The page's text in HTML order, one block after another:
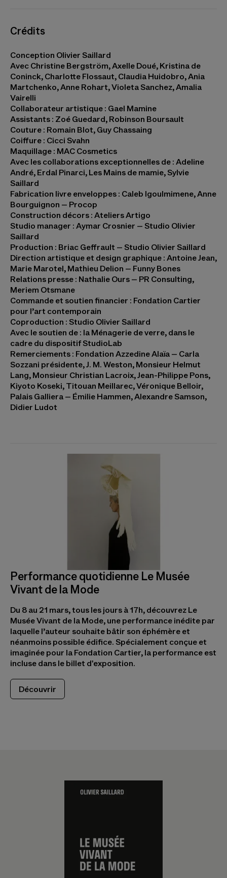
Crédits
Conception Olivier Saillard
Avec Christine Bergström, Axelle Doué, Kristina de
Coninck, Charlotte Flossaut, Claudia Huidobro, Ania
Martchenko, Anne Rohart, Violeta Sanchez, Amalia
Vairelli
Collaborateur artistique : Gael Mamine
Assistants : Zoé Guedard, Robinson Boursault
Couture : Romain Blot, Guy Chassaing
Coiffure : Cicci Svahn
Maquillage : MAC Cosmetics
Avec les collaborations exceptionnelles de : Adeline
André, Erdal Pinarci, Les Mains de mamie, Sylvie
Saillard
Fabrication livre enveloppes : Caleb Igoulmimene, Anne
Bourguignon – Procop
Construction décors : Ateliers Artigo
Studio manager : Aymar Crosnier – Studio Olivier
Saillard
Production : Briac Geffrault – Studio Olivier Saillard
Direction artistique et design graphique : Antoine Jean,
Marie Marotel, Mathieu Delion – Funny Bones
Relations presse : Nathalie Ours – PR Consulting,
Meriem Otsmane
Commande et soutien financier : Fondation Cartier
pour l’art contemporain
Coproduction : Studio Olivier Saillard
Avec le soutien de : la Ménagerie de verre, dans le
cadre du dispositif StudioLab
Remerciements : Fondation Azzedine Alaïa – Carla
Sozzani présidente, J. M. Weston, Monsieur Helmut
Lang, Monsieur Christian Lacroix, Jean-Philippe Pons,
Kiyoto Koseki, Titouan Meillarec, Véronique Belloir,
Palais Galliera – Émilie Hammen, Alexandre Samson,
Didier Ludot
Performance quotidienne Le Musée
Vivant de la Mode
Du 8 au 21 mars, tous les jours à 17h, découvrez Le
Musée Vivant de la Mode, une performance inédite par
laquelle l’auteur souhaite bâtir son éphémère et
néanmoins possible édifice. Spécialement conçue et
imaginée pour la Fondation Cartier, la performance est
incluse dans le billet d'exposition.
Découvrir